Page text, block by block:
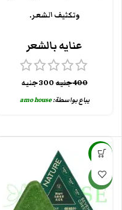
وتكثيف الشعر.
عنايه بالشعر
400جنيه300جنيه
يباع بواسطة:amo house
-26%
جديد